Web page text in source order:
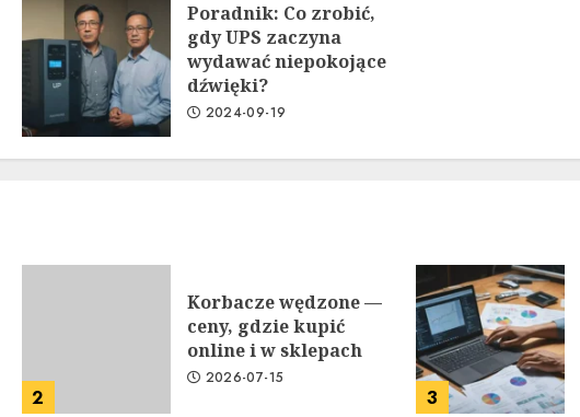
Poradnik: Co zrobić,
gdy UPS zaczyna
wydawać niepokojące
dźwięki?
2024-09-19
2
Korbacze wędzone —
ceny, gdzie kupić
online i w sklepach
2026-07-15
3